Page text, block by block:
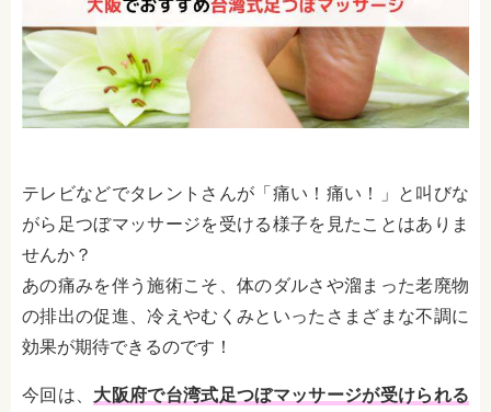
テレビなどでタレントさんが「痛い！痛い！」と叫びな
がら足つぼマッサージを受ける様子を見たことはありま
せんか？
あの痛みを伴う施術こそ、体のダルさや溜まった老廃物
の排出の促進、冷えやむくみといったさまざまな不調に
効果が期待できるのです！
今回は、 大阪府で台湾式足つぼマッサージが受けられる